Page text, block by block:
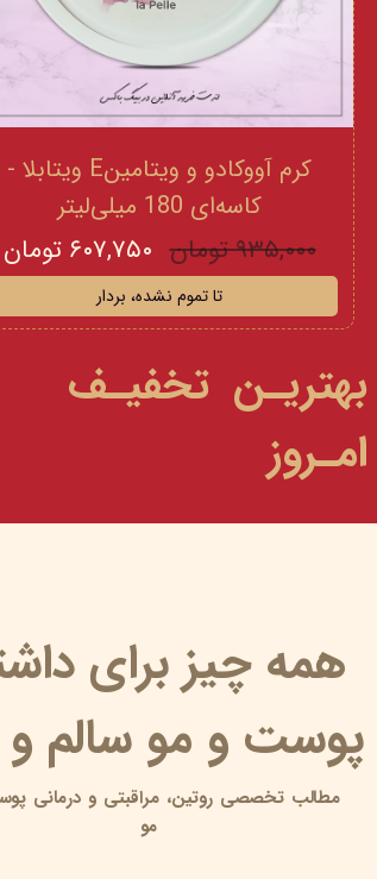
بهتریـن تخفیـف
امـروز
کرم آووکادو و ویتامینE ویتابلا -
کاسه‌ای 180 میلی‌لیتر
۹۳۵,۰۰۰ تومان ۶۰۷,۷۵۰ تومان
تا تموم نشده، بردار
همه چیز برای
پوست و مو سالم و
مطالب تخصصی روتین،مراقبتی و درمانی
مو